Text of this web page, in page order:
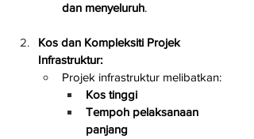
dan menyeluruh.
Kos dan Kompleksiti Projek
Infrastruktur:
Projek infrastruktur melibatkan:
Kos tinggi
Tempoh pelaksanaan
panjang